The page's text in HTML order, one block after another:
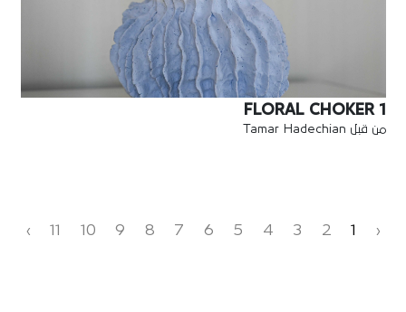
FLORAL CHOKER 1
من قبل Tamar Hadechian
‹
2
3
4
5
6
7
8
9
10
›